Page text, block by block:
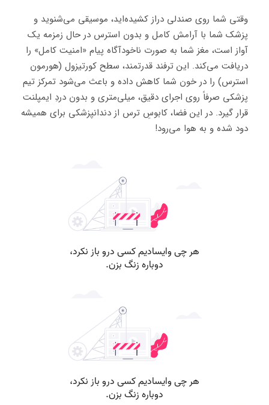
وقتی شما روی صندلی دراز کشیده‌اید، موسیقی می‌شنوید و
پزشک شما با آرامش کامل و بدون استرس در حال زمزمه یک
آواز است، مغز شما به صورت ناخودآگاه پیام «امنیت کامل» را
دریافت می‌کند. این ترفند قدرتمند، سطح کورتیزول (هورمون
استرس) را در خون شما کاهش داده و باعث می‌شود تمرکز تیم
پزشکی صرفاً روی اجرای دقیق، میلی‌متری و بدون دردِ ایمپلنت
قرار گیرد. در این فضا، کابوسِ ترس از دندانپزشکی برای همیشه
دود شده و به هوا می‌رود!